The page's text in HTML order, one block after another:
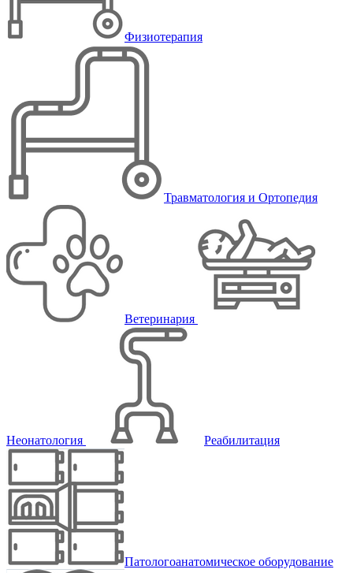
Физиотерапия
Травматология и Ортопедия
Ветеринария
Неонатология Реабилитация
Патологоанатомическое оборудование